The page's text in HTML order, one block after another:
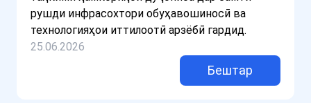
рушди инфрасохтори обуҳавошиносӣ ва
технологияҳои иттилоотӣ арзёбӣ гардид.
25.06.2026
Бештар